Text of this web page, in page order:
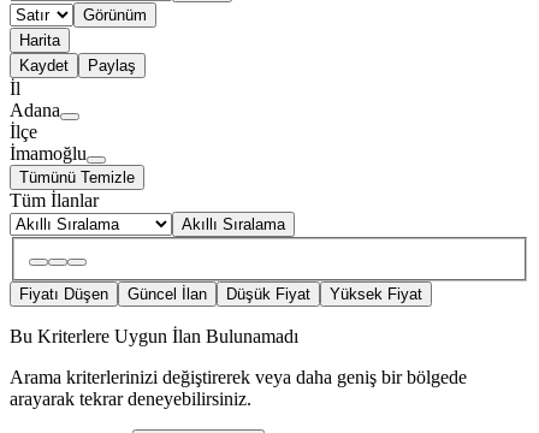
Görünüm
Harita
Kaydet
Paylaş
İl
Adana
İlçe
İmamoğlu
Tümünü Temizle
Tüm İlanlar
Akıllı Sıralama
Fiyatı Düşen Güncel İlan Düşük Fiyat Yüksek Fiyat
Bu Kriterlere Uygun İlan Bulunamadı
Arama kriterlerinizi değiştirerek veya daha geniş bir bölgede
arayarak tekrar deneyebilirsiniz.